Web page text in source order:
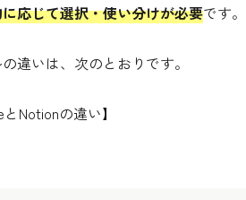
応じて選択・使い分けが必要です。
違いは、次のとおりです。
とNotionの違い】